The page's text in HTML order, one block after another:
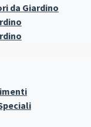
da Giardino